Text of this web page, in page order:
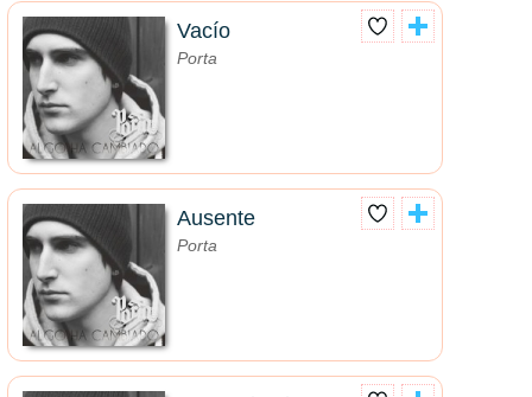
Vacío
Porta
Ausente
Porta